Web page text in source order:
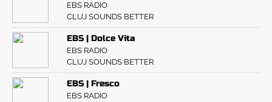
EBS RADIO
CLUJ SOUNDS BETTER
EBS | Dolce Vita
EBS RADIO
CLUJ SOUNDS BETTER
EBS | Fresco
EBS RADIO